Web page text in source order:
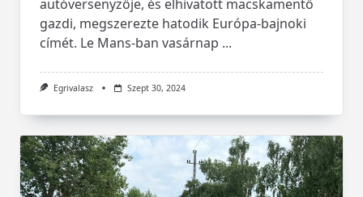
autóversenyzője, és elhivatott macskamentő
gazdi, megszerezte hatodik Európa-bajnoki
címét. Le Mans-ban vasárnap ...
Egrivalasz Szept 30, 2024